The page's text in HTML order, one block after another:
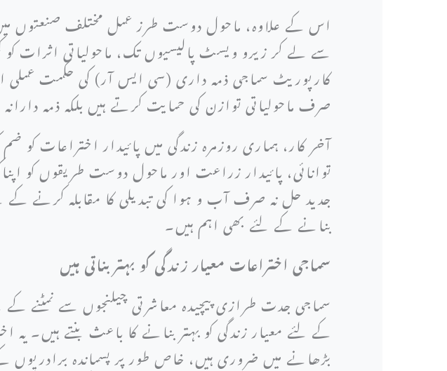
اس کے علاوہ، ماحول دوست طرز عمل مختلف صنعتوں
سے لے کر زیرو ویسٹ پالیسیوں تک، ماحولیاتی اثرات
کارپوریٹ سماجی ذمہ داری (سی ایس آر) کی حکمت عملی
صرف ماحولیاتی توازن کی حمایت کرتے ہیں بلکہ ذمہ
آخر کار، ہماری روزمرہ زندگی میں پائیدار اختراعات کو
توانائی، پائیدار زراعت اور ماحول دوست طریقوں کو
جدید حل نہ صرف آب و ہوا کی تبدیلی کا مقابلہ کرنے
بنانے کے لئے بھی اہم ہیں۔
سماجی اختراعات معیار زندگی کو بہتر بناتی ہیں
سماجی جدت طرازی پیچیدہ معاشرتی چیلنجوں سے نمٹنے
کے لئے معیار زندگی کو بہتر بنانے کا باعث بنتے ہیں۔
بڑھانے میں ضروری ہیں، خاص طور پر پسماندہ